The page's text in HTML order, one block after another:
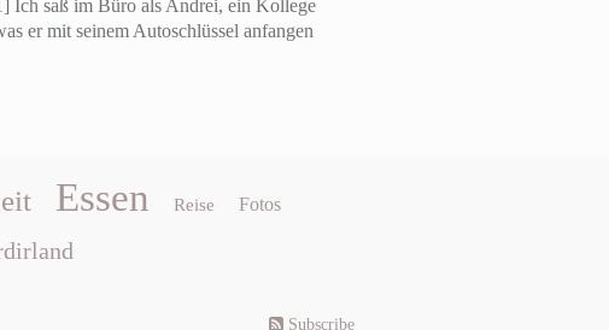
Ich saß im Büro als Andrei, ein Kollege
er mit seinem Autoschlüssel anfangen
Essen Reise Fotos
Subscribe